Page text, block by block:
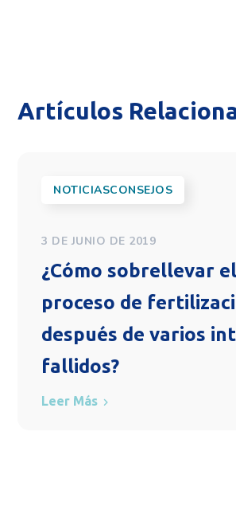
Artículos
NOTICIASCONSEJOS
3 DE JUNIO DE 2019
¿Cómo sobrellevar el
proceso de
después de varios
fallidos?
Leer Más